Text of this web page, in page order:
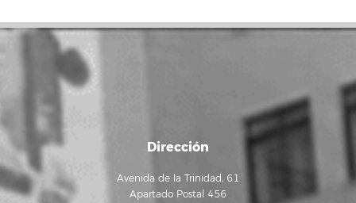
Dirección
Avenida de la Trinidad, 61
Apartado Postal 456